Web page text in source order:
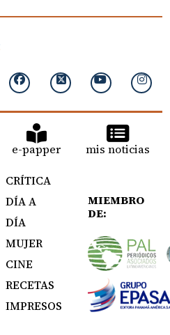
e-papper mis noticias
CRÍTICA
DÍA A
DÍA
MUJER
CINE
RECETAS
IMPRESOS
MIEMBRO
DE: